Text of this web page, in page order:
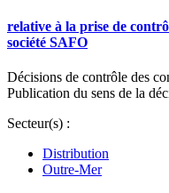
relative à la prise de
société SAFO
Décisions de contrôle des
Publication du sens de la
Secteur(s) :
Distribution
Outre-Mer